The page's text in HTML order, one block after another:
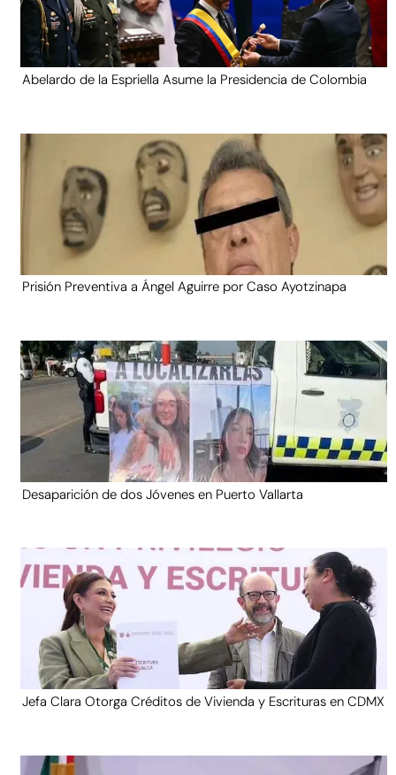
Abelardo de la Espriella Asume la Presidencia de Colombia
Prisión Preventiva a Ángel Aguirre por Caso Ayotzinapa
Desaparición de dos Jóvenes en Puerto Vallarta
Jefa Clara Otorga Créditos de Vivienda y Escrituras en CDMX